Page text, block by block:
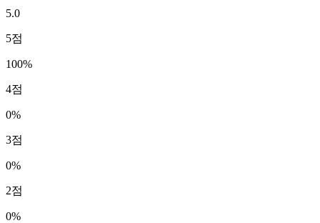
5.0
5점
100%
4점
0%
3점
0%
2점
0%